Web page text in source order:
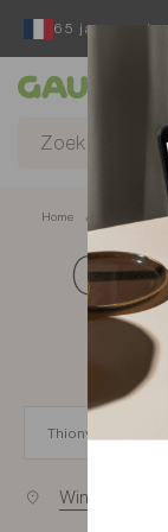
65 jaar reeds
Gautier
Home
Winkels bij u